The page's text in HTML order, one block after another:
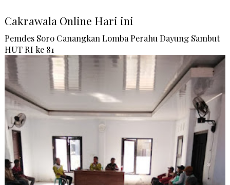
Cakrawala Online Hari ini
Pemdes Soro Canangkan Lomba Perahu Dayung Sambut
HUT RI ke 81